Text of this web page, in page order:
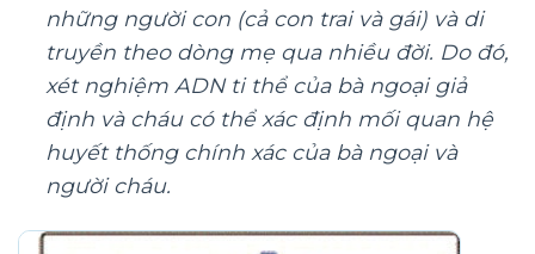
những người con (cả con trai và gái) và di
truyền theo dòng mẹ qua nhiều đời. Do đó,
xét nghiệm ADN ti thể của bà ngoại giả
định và cháu có thể xác định mối quan hệ
huyết thống chính xác của bà ngoại và
người cháu.